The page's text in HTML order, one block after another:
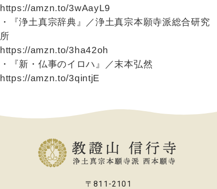
https://amzn.to/3wAayL9
・『浄土真宗辞典』／浄土真宗本願寺派総合研究
所
https://amzn.to/3ha42oh
・『新・仏事のイロハ』／末本弘然
https://amzn.to/3qintjE
〒811-2101